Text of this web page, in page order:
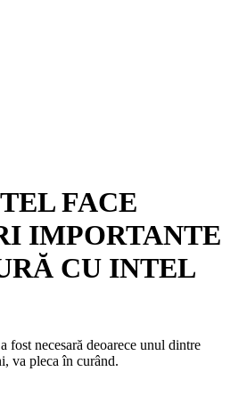
FACE
IMPORTANTE
CU INTEL
fost necesară deoarece unul dintre
va pleca în curând.